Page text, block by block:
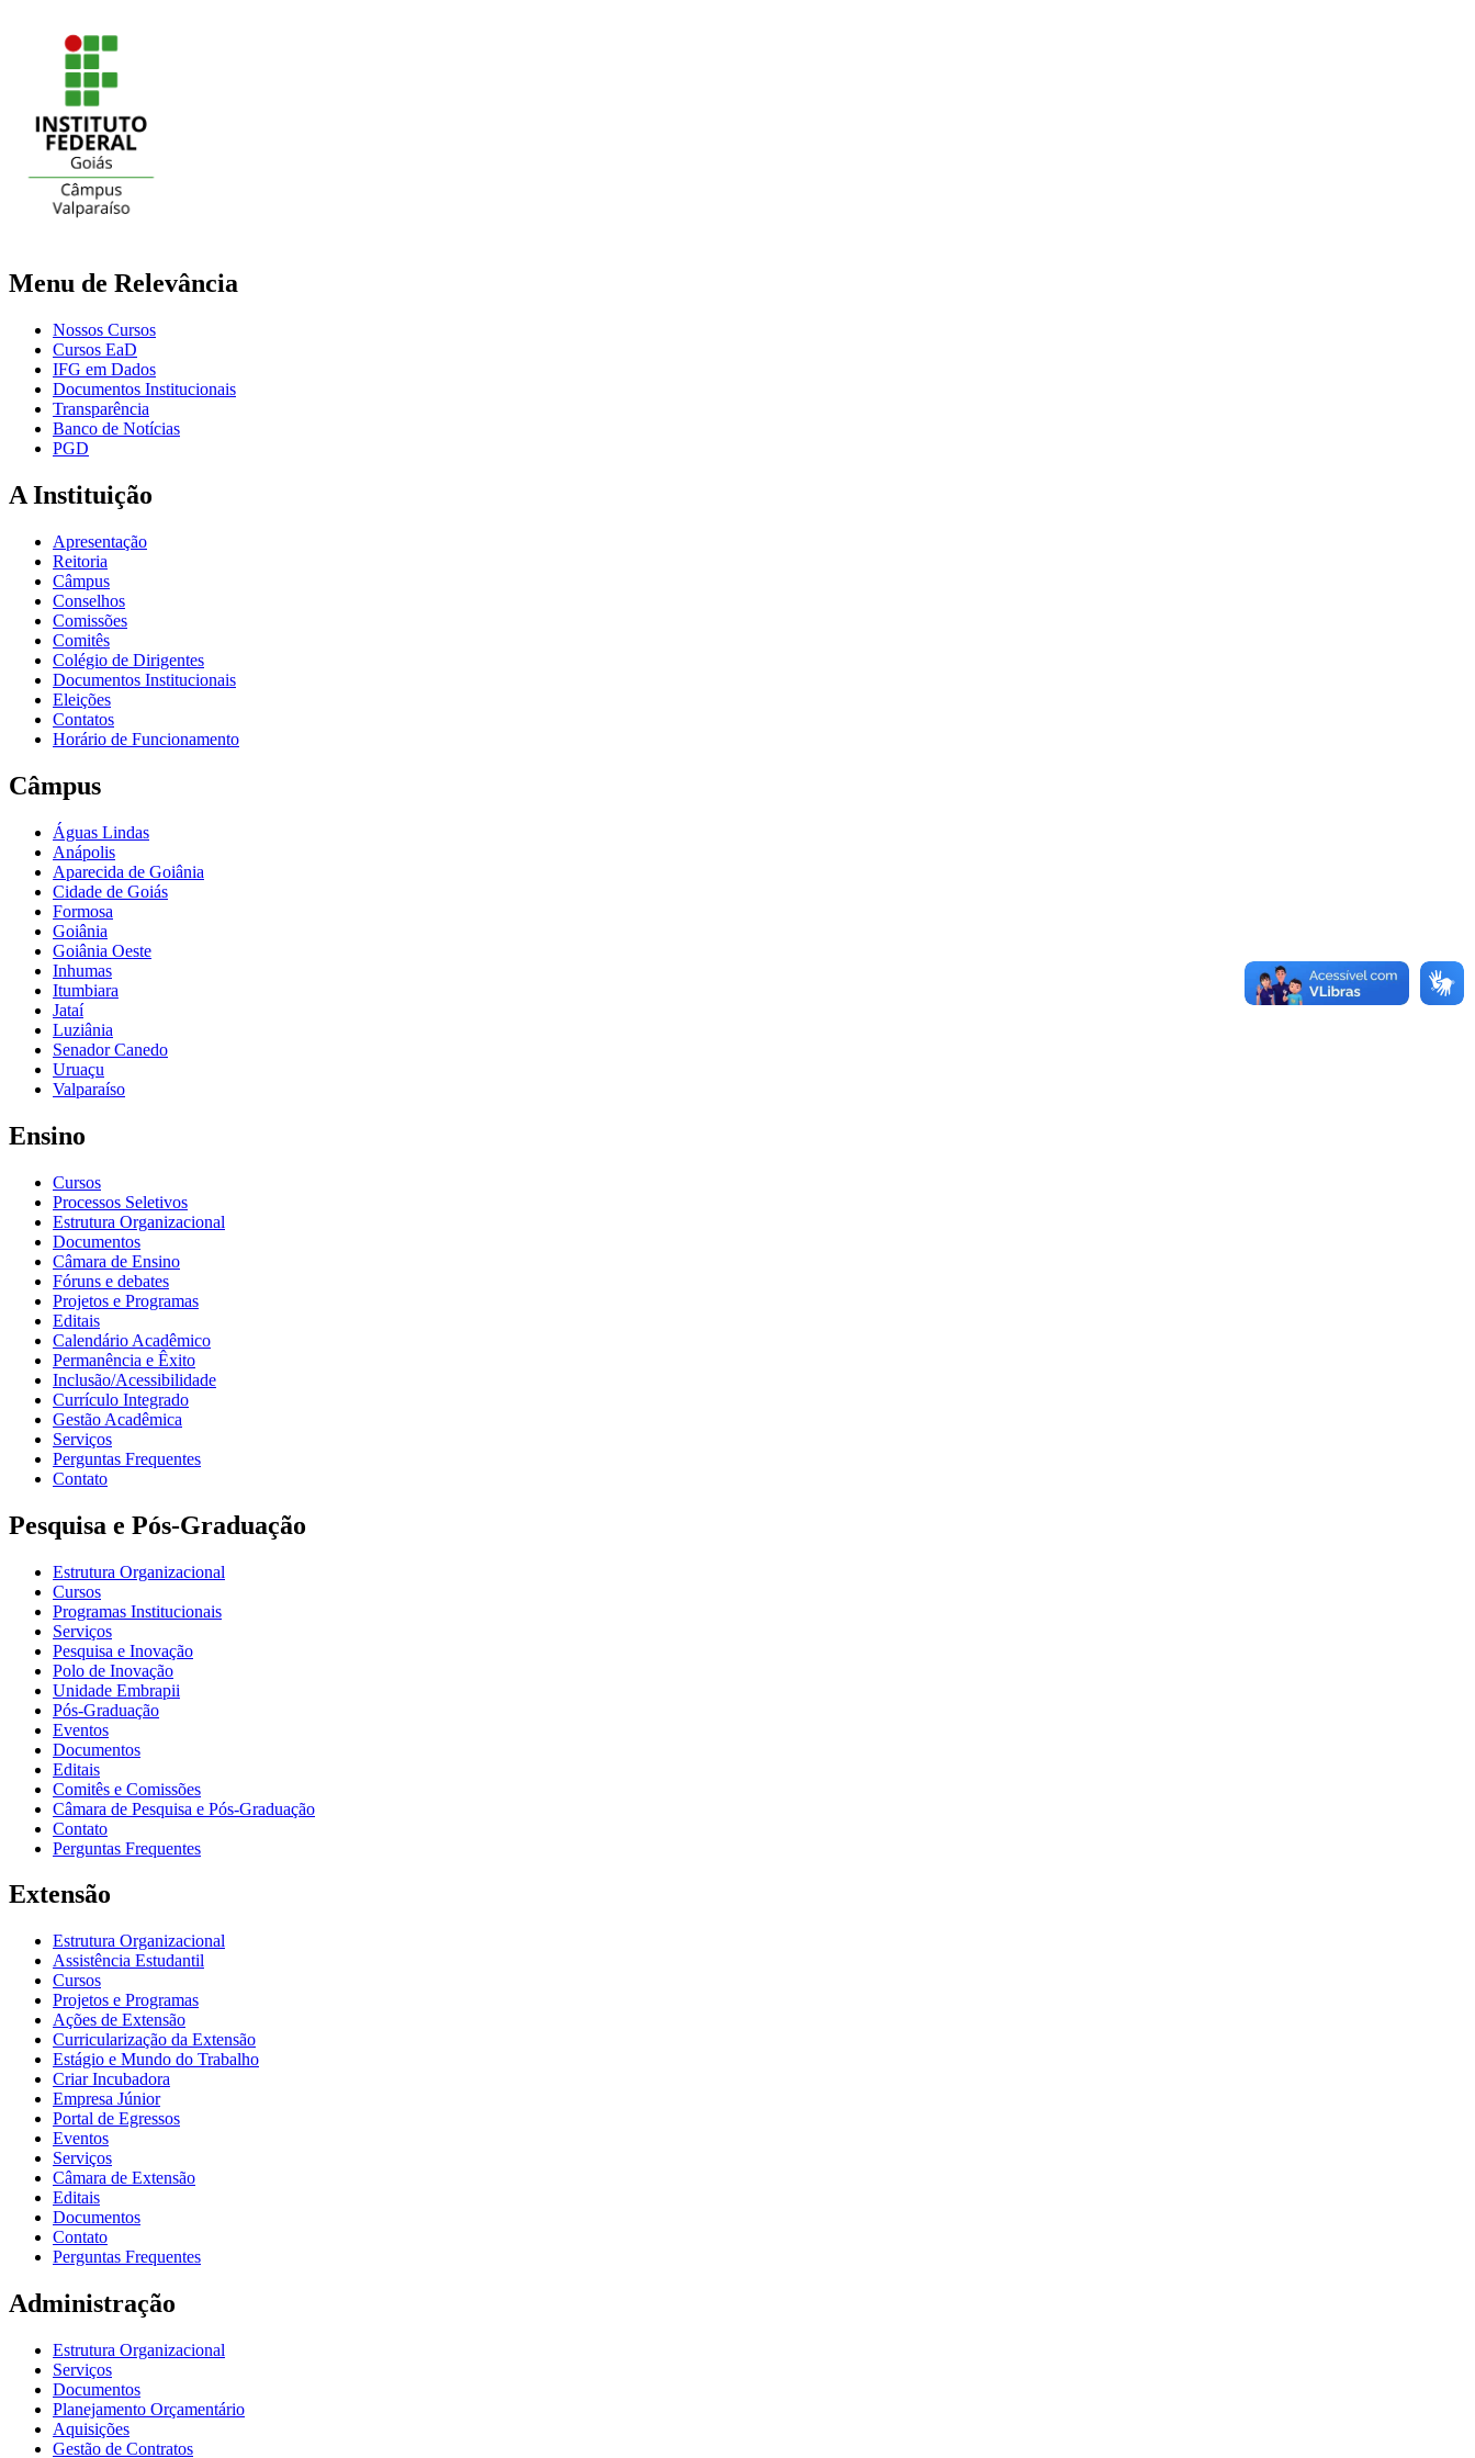
Menu de Relevância
Nossos Cursos
Cursos EaD
IFG em Dados
Documentos Institucionais
Transparência
Banco de Notícias
PGD
A Instituição
Apresentação
Reitoria
Câmpus
Conselhos
Comissões
Comitês
Colégio de Dirigentes
Documentos Institucionais
Eleições
Contatos
Horário de Funcionamento
Câmpus
Águas Lindas
Anápolis
Aparecida de Goiânia
Cidade de Goiás
Formosa
Goiânia
Goiânia Oeste
Inhumas
Itumbiara
Jataí
Luziânia
Senador Canedo
Uruaçu
Valparaíso
Ensino
Cursos
Processos Seletivos
Estrutura Organizacional
Documentos
Câmara de Ensino
Fóruns e debates
Projetos e Programas
Editais
Calendário Acadêmico
Permanência e Êxito
Inclusão/Acessibilidade
Currículo Integrado
Gestão Acadêmica
Serviços
Perguntas Frequentes
Contato
Pesquisa e Pós-Graduação
Estrutura Organizacional
Cursos
Programas Institucionais
Serviços
Pesquisa e Inovação
Polo de Inovação
Unidade Embrapii
Pós-Graduação
Eventos
Documentos
Editais
Comitês e Comissões
Câmara de Pesquisa e Pós-Graduação
Contato
Perguntas Frequentes
Extensão
Estrutura Organizacional
Assistência Estudantil
Cursos
Projetos e Programas
Ações de Extensão
Curricularização da Extensão
Estágio e Mundo do Trabalho
Criar Incubadora
Empresa Júnior
Portal de Egressos
Eventos
Serviços
Câmara de Extensão
Editais
Documentos
Contato
Perguntas Frequentes
Administração
Estrutura Organizacional
Serviços
Documentos
Planejamento Orçamentário
Aquisições
Gestão de Contratos